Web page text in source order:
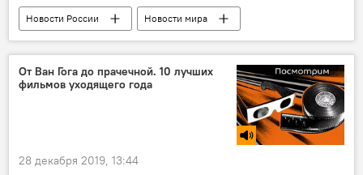
Новости России
Новости мира
Эстония
Sputnik Эстония
Россия
журналист
От Ван Гога до прачечной. 10 лучших
фильмов уходящего года
28 декабря 2019, 13:44